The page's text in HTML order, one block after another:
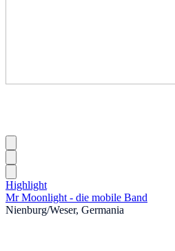
Highlight
Mr Moonlight - die mobile Band
Nienburg/Weser, Germania